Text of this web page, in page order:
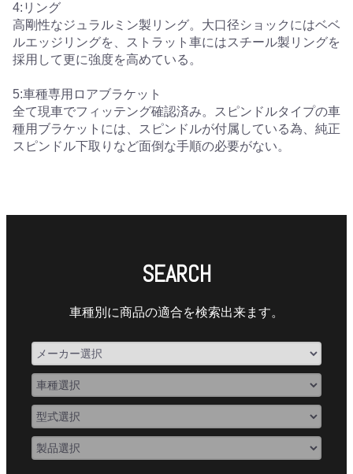
4:リング
高剛性なジュラルミン製リング。大口径ショックにはベベ
ルエッジリングを、ストラット車にはスチール製リングを
採用して更に強度を高めている。
5:車種専用ロアブラケット
全て現車でフィッテング確認済み。スピンドルタイプの車
種用ブラケットには、スピンドルが付属している為、純正
スピンドル下取りなど面倒な手順の必要がない。
SEARCH
車種別に商品の適合を検索出来ます。